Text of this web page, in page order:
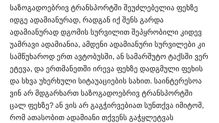
საზოგადოებრივ ტრანსპორტში შეუძლებელია ფეხზე
იდგე ადამიანურად, რადგან იქ შენს გარდა
ადამიანურად დგომის სურვილით შეპყრობილი კიდევ
უამრავი ადამიანია, ამდენი ადამიანური სურვილები კი
სამწუხაროდ ერთ ავტობუსში, ან სამარშუტო ტაქსში ვერ
ეტევა, და ერთმანეთში ირევა ფეხზე დადგმული ფეხის
და სხვა უხერხული სიტაუაციების სახით. საინტერესოა
ვინ არ მდგარხართ საზოგადოებრივ ტრანსპორტში
ცალ ფეხზე? ან ვის არ გაგჭირვებიათ სუნთქვა იმიტომ,
რომ ათასობით ადამიანი თქვენს გაჭყლეტვას